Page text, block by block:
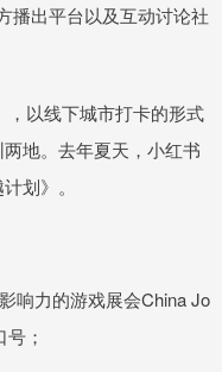
播出平台以及互动讨论社
，以线下城市打卡的形式
地。去年夏天，小红书
划》。
响力的游戏展会China Jo
；